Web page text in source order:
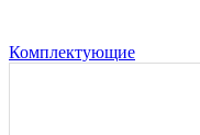
Комплектующие